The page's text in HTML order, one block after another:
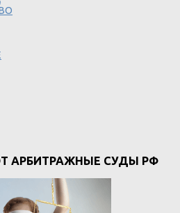
АРБИТРАЖНЫЕ СУДЫ РФ